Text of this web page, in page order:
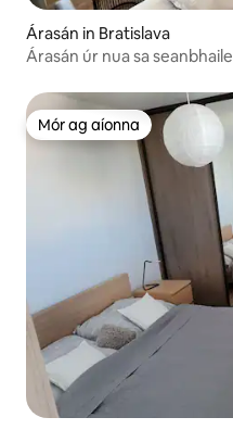
Árasán in Bratislava
Árasán úr nua sa seanbhaile
Mór ag aíonna
Mór ag aíonna